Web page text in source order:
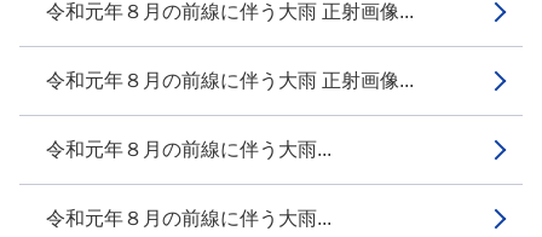
令和元年８月の前線に伴う大雨 正射画像...
令和元年８月の前線に伴う大雨 正射画像...
令和元年８月の前線に伴う大雨...
令和元年８月の前線に伴う大雨...